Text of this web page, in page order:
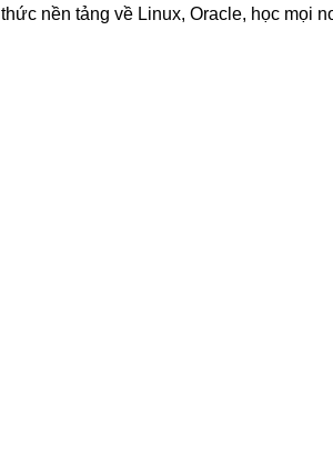
nền tảng về Linux, Oracle, học mọi